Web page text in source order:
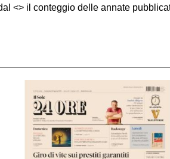
<> il conteggio delle annate